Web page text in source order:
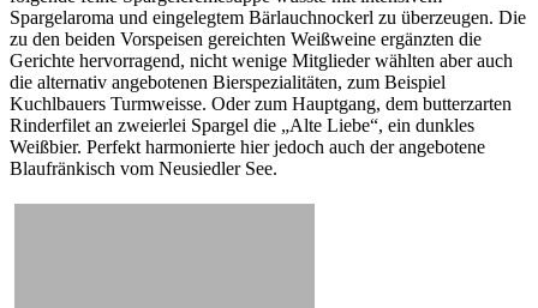
Spargelaroma und eingelegtem Bärlauchnockerl zu überzeugen. Die
zu den beiden Vorspeisen gereichten Weißweine ergänzten die
Gerichte hervorragend, nicht wenige Mitglieder wählten aber auch
die alternativ angebotenen Bierspezialitäten, zum Beispiel
Kuchlbauers Turmweisse. Oder zum Hauptgang, dem butterzarten
Rinderfilet an zweierlei Spargel die „Alte Liebe“, ein dunkles
Weißbier. Perfekt harmonierte hier jedoch auch der angebotene
Blaufränkisch vom Neusiedler See.